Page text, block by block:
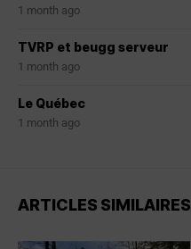
1 month ago
TVRP et beugg serveur
1 month ago
Le Québec
1 month ago
ARTICLES SIMILAIRES